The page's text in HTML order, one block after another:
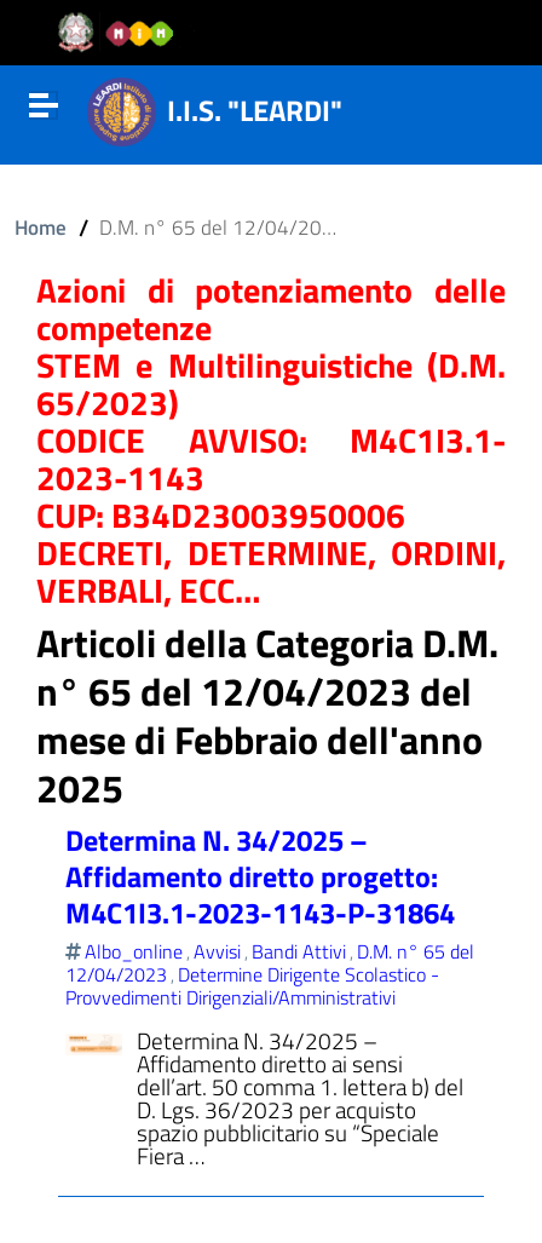
Vai al contenuto
Vail al menu di navigazione
Vai al footer
Attiva disattiva la navigazione
del sito
I.I.S. "LEARDI"
Home / D.M. n° 65 del 12/04/2023
Azioni di potenziamento delle
competenze
STEM e Multilinguistiche (D.M.
65/2023)
CODICE AVVISO: M4C1I3.1-
2023-1143
CUP: B34D23003950006
DECRETI, DETERMINE, ORDINI,
VERBALI, ECC…
Articoli della Categoria D.M.
n° 65 del 12/04/2023 del
mese di Febbraio dell'anno
2025
Determina N. 34/2025 –
Affidamento diretto progetto:
M4C1I3.1-2023-1143-P-31864
Albo_online,Avvisi, Bandi Attivi, D.M. n° 65 del
12/04/2023, Determine Dirigente Scolastico -
Provvedimenti Dirigenziali/Amministrativi
Determina N. 34/2025 –
Affidamento diretto ai sensi
dell’art. 50 comma 1. lettera b) del
D. Lgs. 36/2023 per acquisto
spazio pubblicitario su “Speciale
Fiera …